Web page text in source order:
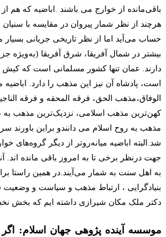
باقی‌مانده از خوارج می باشند .اباضیه که هم
هرچند از نظر شمار پیروان در مقایسه با
حساب می‌آید اما از نظر تاریخی جریانی بسیار
بیشتر در شمال آفریقا، شرق آفریقا (به‌ویژه
دارند. عمان تنها کشور مسلمانی است که
است، پادشاه آن نیز این مذهب را دارد.
الوفاق،مذهب الحق، فرقه المحقه و فرقه
کهن‌ترین مذهب اسلامی، نزدیک‌ترین مذهب به
مذهب به روح اسلام می دانندو براین باورند
شد.البته اباضیه میانه‌روتر از دیگر گروه‌های
جهت درنظر برخی تا به امروز باقی مانده اند.
به اهل سنت به شمار می‌آیند.در همین راستا
بنیادگرایی ، ارتباط مذهب و سیاست و وضعیت
دکتر ملک مکان شیرازی داشته ایم که بخش
موسسه آینده پژوهی جهان اسلام: اگر